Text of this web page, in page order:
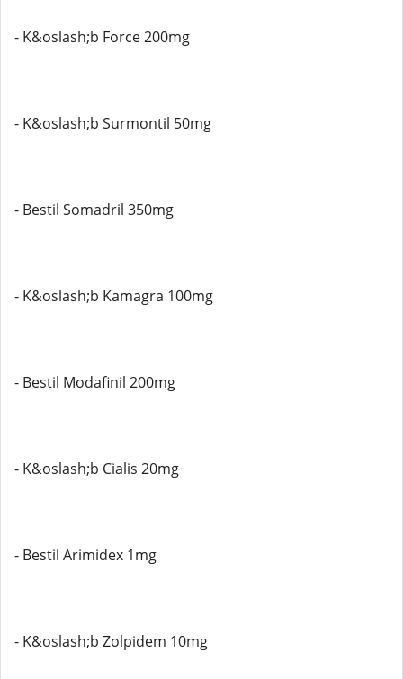
- K&oslash;b Force 200mg
- K&oslash;b Surmontil 50mg
- Bestil Somadril 350mg
- K&oslash;b Kamagra 100mg
- Bestil Modafinil 200mg
- K&oslash;b Cialis 20mg
- Bestil Arimidex 1mg
- K&oslash;b Zolpidem 10mg